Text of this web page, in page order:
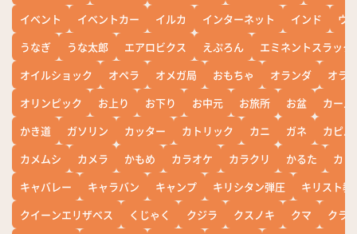
イベント
イベントカー イルカ インターネット インド
ウ
うなぎ
うな太郎 エアロビクス えぷろん
エミネントスラック
オイルショック
オペラ オメガ局 おもちゃ オランダ
オラ
オリンピック
お上り お下り お中元 お旅所 お盆
カー
かき道
ガソリン カッター カトリック カニ ガネ
カピバ
カメムシ
カメラ かもめ カラオケ カラクリ かるた
カレ
キャバレー
キャラバン キャンプ キリシタン弾圧
キリスト教
クイーンエリザベス
くじゃく クジラ クスノキ クマ
クラ